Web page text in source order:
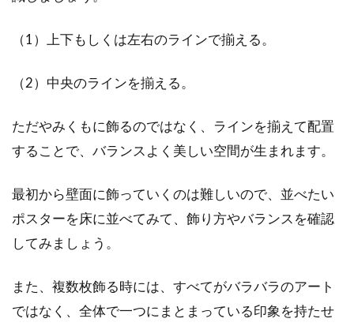
（1）上下もしくは左右のラインで揃える。
（2）中央のラインを揃える。
ただやみくもに飾るのではなく、ラインを揃えて配置
することで、バランスよく美しい空間が生まれます。
最初から壁面に飾っていくのは難しいので、並べたい
ポスターを床に並べてみて、飾り方やバランスを確認
してみましょう。
また、複数枚飾る時には、すべてがバラバラのアート
ではなく、全体で一つにまとまっている印象を持たせ